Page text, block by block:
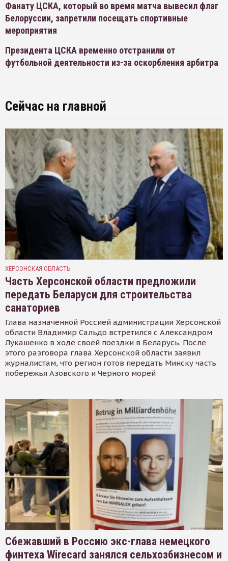
Фанату ЦСКА, который во время матча вывесил флаг
Белоруссии, запретили посещать спортивные
мероприятия
Президента ЦСКА временно отстранили от
футбольной деятельности из-за оскорбления арбитра
Сейчас на главной
ХЕРСОНСКАЯ ОБЛАСТЬ
Часть Херсонской области предложили
передать Беларуси для строительства
санаториев
Глава назначенной Россией администрации Херсонской
области Владимир Сальдо встретился с Александром
Лукашенко в ходе своей поездки в Беларусь. После
этого разговора глава Херсонской области заявил
журналистам, что регион готов передать Минску часть
побережья Азовского и Черного морей
Сбежавший в Россию экс-глава немецкого
финтеха Wirecard занялся сельхозбизнесом и